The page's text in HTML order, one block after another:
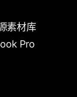
素材库
Pro